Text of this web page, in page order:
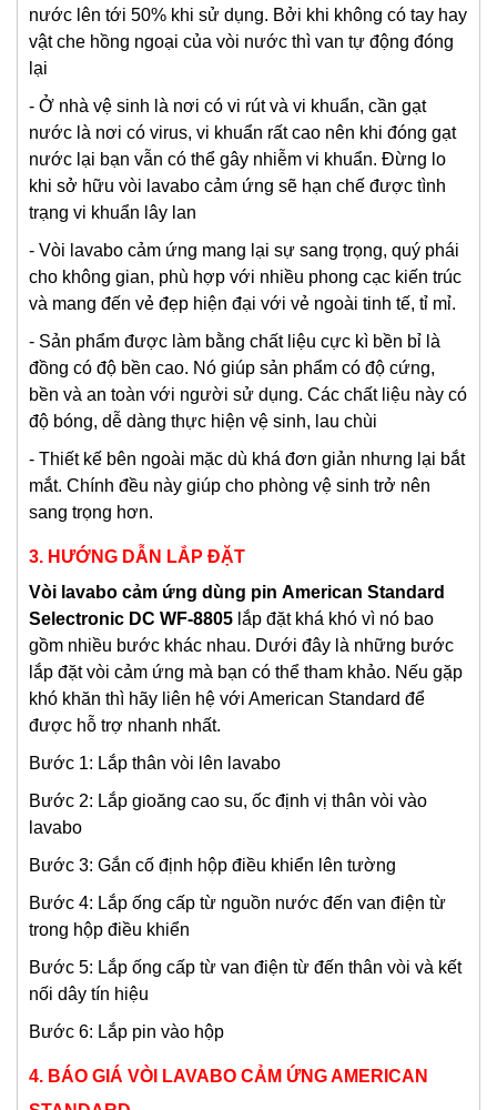
nước lên tới 50% khi sử dụng. Bởi khi không có tay hay
vật che hồng ngoại của vòi nước thì van tự động đóng
lại
- Ở nhà vệ sinh là nơi có vi rút và vi khuẩn, cần gạt
nước là nơi có virus, vi khuẩn rất cao nên khi đóng gạt
nước lại bạn vẫn có thể gây nhiễm vi khuẩn. Đừng lo
khi sở hữu vòi lavabo cảm ứng sẽ hạn chế được tình
trạng vi khuẩn lây lan
- Vòi lavabo cảm ứng mang lại sự sang trọng, quý phái
cho không gian, phù hợp với nhiều phong cạc kiến trúc
và mang đến vẻ đẹp hiện đại với vẻ ngoài tinh tế, tỉ mỉ.
- Sản phẩm được làm bằng chất liệu cực kì bền bỉ là
đồng có độ bền cao. Nó giúp sản phẩm có độ cứng,
bền và an toàn với người sử dụng. Các chất liệu này có
độ bóng, dễ dàng thực hiện vệ sinh, lau chùi
- Thiết kế bên ngoài mặc dù khá đơn giản nhưng lại bắt
mắt. Chính đều này giúp cho phòng vệ sinh trở nên
sang trọng hơn.
3. HƯỚNG DẪN LẮP ĐẶT
Vòi lavabo cảm ứng dùng pin American Standard
Selectronic DC WF-8805 lắp đặt khá khó vì nó bao
gồm nhiều bước khác nhau. Dưới đây là những bước
lắp đặt vòi cảm ứng mà bạn có thể tham khảo. Nếu gặp
khó khăn thì hãy liên hệ với American Standard để
được hỗ trợ nhanh nhất.
Bước 1: Lắp thân vòi lên lavabo
Bước 2: Lắp gioăng cao su, ốc định vị thân vòi vào
lavabo
Bước 3: Gắn cố định hộp điều khiển lên tường
Bước 4: Lắp ống cấp từ nguồn nước đến van điện từ
trong hộp điều khiển
Bước 5: Lắp ống cấp từ van điện từ đến thân vòi và kết
nối dây tín hiệu
Bước 6: Lắp pin vào hộp
4. BÁO GIÁ VÒI LAVABO CẢM ỨNG AMERICAN